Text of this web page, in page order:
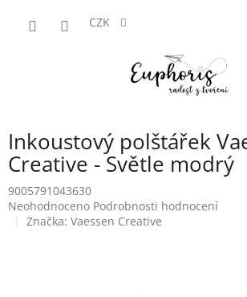
CZK
Inkoustový polštářek
Creative - Světle modrý
9005791043630
Průměrné
hodnocení
Neohodnoceno Podrobnosti hodnocení
Značka: Vaessen Creative